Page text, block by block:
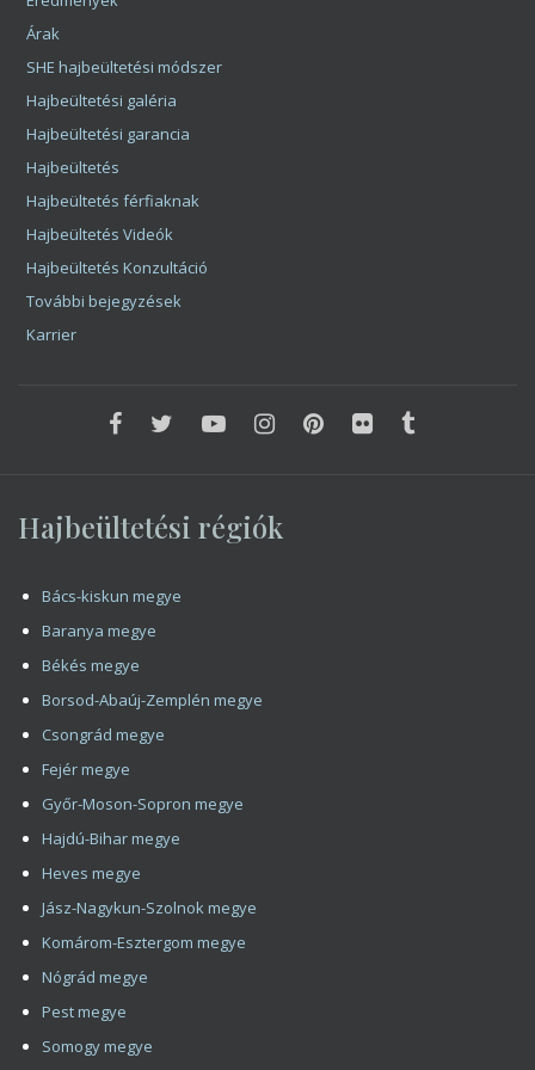
Hajbeültetés
Hajbeültetés férfiaknak
Hajbeültetés Videók
Hajbeültetés Konzultáció
További bejegyzések
Karrier
Békés megye
Csongrád megye
Fejér megye
Győr-Moson-Sopron megye
Hajdú-Bihar megye
Heves megye
Jász-Nagykun-Szolnok megye
Komárom-Esztergom megye
Nógrád megye
Pest megye
Somogy megye
Szabolcs-Szatmár-Bereg megye
Tolna megye
Vas megye
Veszprém megye